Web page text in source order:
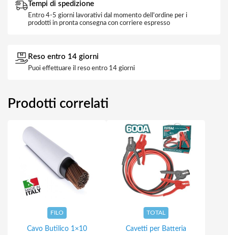
Tempi di spedizione
Entro 4-5 giorni lavorativi dal momento dell'ordine per i
prodotti in pronta consegna con corriere espresso
Reso entro 14 giorni
Puoi effettuare il reso entro 14 giorni
Prodotti correlati
FILO
Cavo Butilico 1×10
TOTAL
Cavetti per Batteria